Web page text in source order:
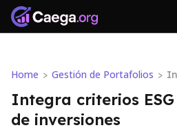
Home > Gestión de Portafolios >
a
Integra criterios
de inversiones